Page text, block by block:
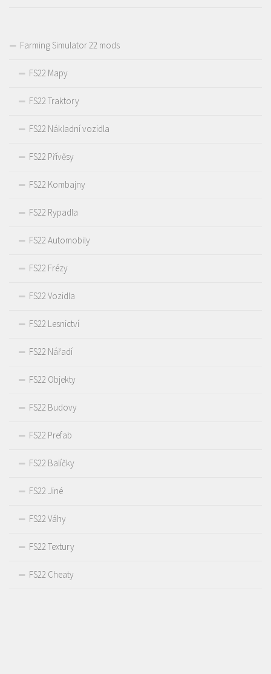
Farming Simulator 22 mods
FS22 Mapy
FS22 Traktory
FS22 Nákladní vozidla
FS22 Přívěsy
FS22 Kombajny
FS22 Rypadla
FS22 Automobily
FS22 Frézy
FS22 Vozidla
FS22 Lesnictví
FS22 Nářadí
FS22 Objekty
FS22 Budovy
FS22 Prefab
FS22 Balíčky
FS22 Jiné
FS22 Váhy
FS22 Textury
FS22 Cheaty